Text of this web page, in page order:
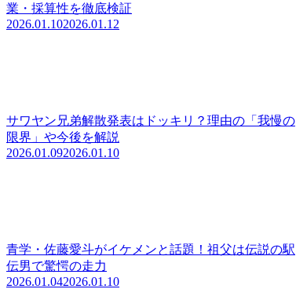
業・採算性を徹底検証
2026.01.102026.01.12
サワヤン兄弟解散発表はドッキリ？理由の「我慢の
限界」や今後を解説
2026.01.092026.01.10
青学・佐藤愛斗がイケメンと話題！祖父は伝説の駅
伝男で驚愕の走力
2026.01.042026.01.10